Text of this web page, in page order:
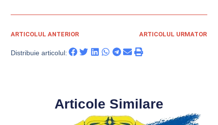
ARTICOLUL ANTERIOR ARTICOLUL URMATOR
Distribuie articolul:
Articole Similare